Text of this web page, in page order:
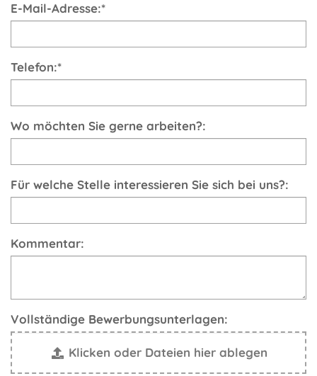
E-Mail-Adresse:*
Telefon:*
Wo möchten Sie gerne arbeiten?:
Für welche Stelle interessieren Sie sich bei uns?:
Kommentar:
Vollständige Bewerbungsunterlagen:
Klicken oder Dateien hier ablegen